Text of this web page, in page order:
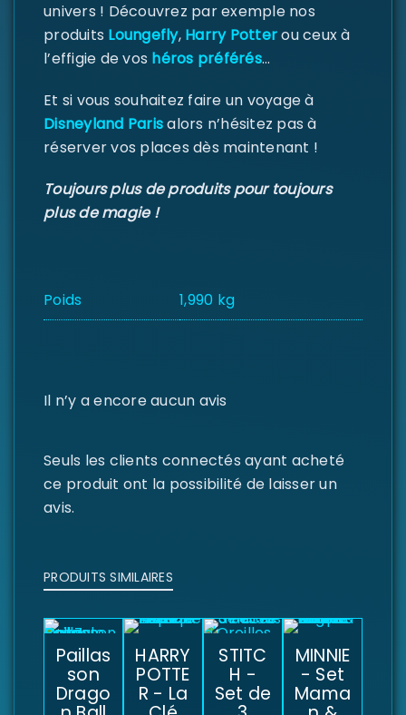
univers ! Découvrez par exemple nos
produits Loungefly,Harry Potterou ceux à
l’effigie de vos héros préférés…
Et si vous souhaitez faire un voyage à
Disneyland Parisalors n’hésitez pas à
réserver vos places dès maintenant !
Toujours plus de produits pour toujours
plus de magie !
Poids 1,990 kg
Il n’y a encore aucun avis
Seuls les clients connectés ayant acheté
ce produit ont la possibilité de laisser un
avis.
PRODUITS SIMILAIRES
Paillas
son
Drago
HARRY
POTTE
R - La
STITC
H -
Set de
MINNIE
- Set
Mama